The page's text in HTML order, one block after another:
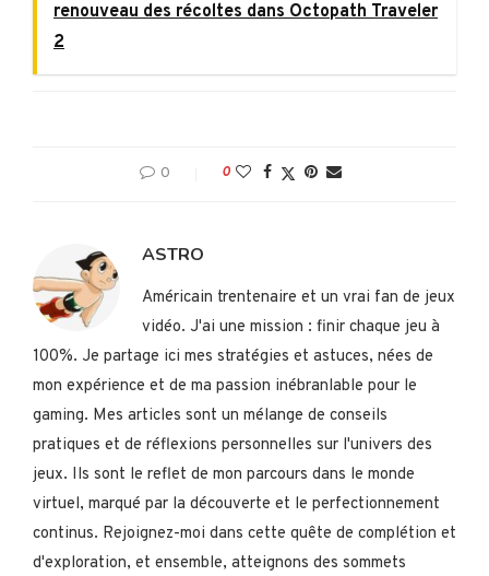
renouveau des récoltes dans Octopath Traveler
2
0 0
ASTRO
Américain trentenaire et un vrai fan de jeux
vidéo. J'ai une mission : finir chaque jeu à
100%. Je partage ici mes stratégies et astuces, nées de
mon expérience et de ma passion inébranlable pour le
gaming. Mes articles sont un mélange de conseils
pratiques et de réflexions personnelles sur l'univers des
jeux. Ils sont le reflet de mon parcours dans le monde
virtuel, marqué par la découverte et le perfectionnement
continus. Rejoignez-moi dans cette quête de complétion et
d'exploration, et ensemble, atteignons des sommets